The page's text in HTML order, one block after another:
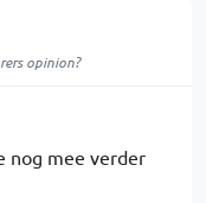
opinion?
nog mee verder